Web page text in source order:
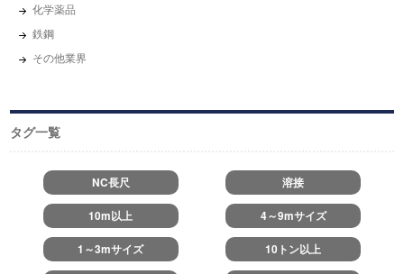
化学薬品
鉄鋼
その他業界
タグ一覧
NC長尺 溶接
10m以上 4～9mサイズ
1～3mサイズ 10トン以上